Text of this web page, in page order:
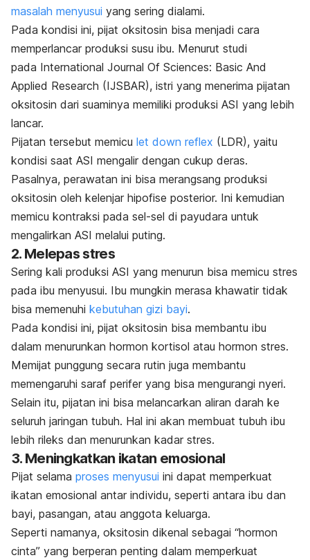
masalah menyusui yang sering dialami.
Pada kondisi ini, pijat oksitosin bisa menjadi cara
memperlancar produksi susu ibu. Menurut studi
pada International Journal Of Sciences: Basic And
Applied Research (IJSBAR), istri yang menerima pijatan
oksitosin dari suaminya memiliki produksi ASI yang lebih
lancar.
Pijatan tersebut memicu let down reflex (LDR), yaitu
kondisi saat ASI mengalir dengan cukup deras.
Pasalnya, perawatan ini bisa merangsang produksi
oksitosin oleh kelenjar hipofise posterior. Ini kemudian
memicu kontraksi pada sel-sel di payudara untuk
mengalirkan ASI melalui puting.
2. Melepas stres
Sering kali produksi ASI yang menurun bisa memicu stres
pada ibu menyusui. Ibu mungkin merasa khawatir tidak
bisa memenuhi kebutuhan gizi bayi.
Pada kondisi ini, pijat oksitosin bisa membantu ibu
dalam menurunkan hormon kortisol atau hormon stres.
Memijat punggung secara rutin juga membantu
memengaruhi saraf perifer yang bisa mengurangi nyeri.
Selain itu, pijatan ini bisa melancarkan aliran darah ke
seluruh jaringan tubuh. Hal ini akan membuat tubuh ibu
lebih rileks dan menurunkan kadar stres.
3. Meningkatkan ikatan emosional
Pijat selama proses menyusui ini dapat memperkuat
ikatan emosional antar individu, seperti antara ibu dan
bayi, pasangan, atau anggota keluarga.
Seperti namanya, oksitosin dikenal sebagai “hormon
cinta” yang berperan penting dalam memperkuat